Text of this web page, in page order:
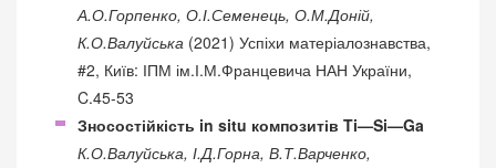
А.О.Горпенко, О.І.Семенець, О.М.Доній,
К.О.Валуйська (2021) Успіхи матеріалознавства,
#2, Київ: ІПМ ім.І.М.Францевича НАН України,
C.45-53
Зносостійкість in situ композитів Ti—Si—Ga
К.О.Валуйська, І.Д.Горна, В.Т.Варченко,